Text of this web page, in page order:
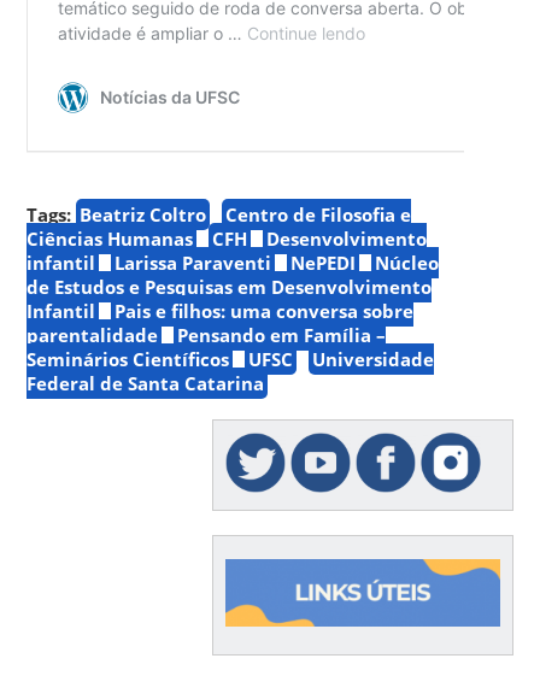
Tags: Beatriz Coltro
Centro de Filosofia e
Ciências Humanas
CFH
Desenvolvimento
infantil
Larissa Paraventi NePEDI
Núcleo
de Estudos e Pesquisas em Desenvolvimento
Infantil
Pais e filhos: uma conversa sobre
parentalidade
Pensando em Família –
Seminários Científicos
UFSC
Universidade
Federal de Santa Catarina